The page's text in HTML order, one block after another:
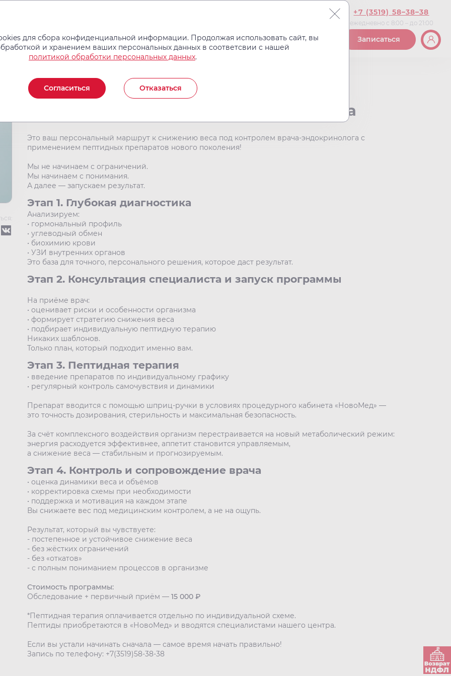
+7 (3519) 58–38–38
ежедневно с 8:00 – до 21:00
Записаться
ПОХУДЕНИЕ PRO — революционная
медицинская программа снижения веса
Это ваш персональный маршрут к снижению веса под контролем врача-эндокринолога с
применением пептидных препаратов нового поколения!
Мы не начинаем с ограничений.
Мы начинаем с понимания.
А далее — запускаем результат.
Этап 1. Глубокая диагностика
Анализируем:
• гормональный профиль
• углеводный обмен
• биохимию крови
• УЗИ внутренних органов
Это база для точного, персонального решения, которое даст результат.
Этап 2. Консультация специалиста и запуск программы
На приёме врач:
• оценивает риски и особенности организма
• формирует стратегию снижения веса
• подбирает индивидуальную пептидную терапию
Никаких шаблонов.
Только план, который подходит именно вам.
Этап 3. Пептидная терапия
• введение препаратов по индивидуальному графику
• регулярный контроль самочувствия и динамики
Препарат вводится с помощью шприц-ручки в условиях процедурного кабинета «НовоМед» —
это точность дозирования, стерильность и максимальная безопасность.
За счёт комплексного воздействия организм перестраивается на новый метаболический режим:
энергия расходуется эффективнее, аппетит становится управляемым,
а снижение веса — стабильным и прогнозируемым.
Этап 4. Контроль и сопровождение врача
• оценка динамики веса и объёмов
• корректировка схемы при необходимости
• поддержка и мотивация на каждом этапе
Вы снижаете вес под медицинским контролем, а не на ощупь.
Результат, который вы чувствуете:
- постепенное и устойчивое снижение веса
- без жёстких ограничений
- без «откатов»
- с полным пониманием процессов в организме
Стоимость программы:
Обследование + первичный приём — 15 000 ₽
*Пептидная терапия оплачивается отдельно по индивидуальной схеме.
Пептиды приобретаются в «НовоМед» и вводятся специалистами нашего центра.
Если вы устали начинать сначала — самое время начать правильно!
Запись по телефону: +7(3519)58-38-38
для сбора конфиденциальной информации. Продолжая использовать сайт, вы
и хранением ваших персональных данных в соответсвии с нашей
политикой обработки персональных данных.
Согласиться Отказаться